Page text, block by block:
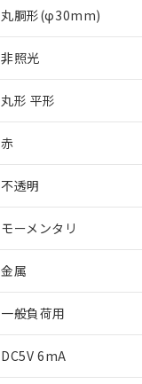
丸胴形(φ30mm)
非照光
丸形 平形
赤
不透明
モーメンタリ
金属
一般負荷用
DC5V 6mA
※1 対応状況